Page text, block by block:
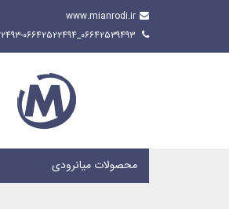
www.mianrodi.ir
محصولات میانرودی